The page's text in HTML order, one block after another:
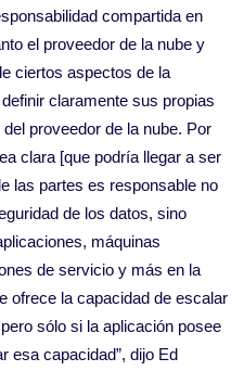
compartida en
el proveedor de la nube y
ciertos aspectos de la
claramente sus propias
proveedor de la nube. Por
clara [que podría llegar a ser
las partes es responsable no
de los datos, sino
máquinas
de servicio y más en la
ofrece la capacidad de escalar
sólo si la aplicación posee
esa capacidad”, dijo Ed